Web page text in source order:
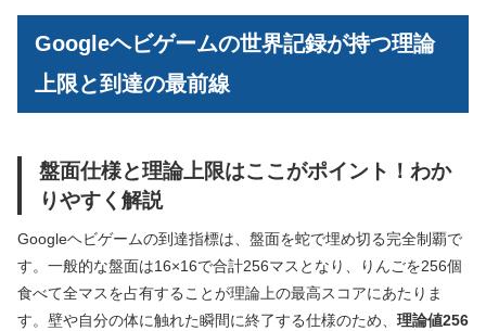
Googleヘビゲームの世界記録が持つ理論
上限と到達の最前線
盤面仕様と理論上限はここがポイント！わか
りやすく解説
Googleヘビゲームの到達指標は、盤面を蛇で埋め切る完全制覇で
す。一般的な盤面は16×16で合計256マスとなり、りんごを256個
食べて全マスを占有することが理論上の最高スコアにあたりま
す。壁や自分の体に触れた瞬間に終了する仕様のため、 理論値256